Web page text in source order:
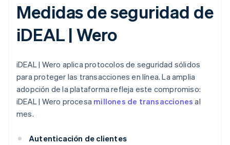
Medidas de seguridad de
iDEAL | Wero
iDEAL | Wero aplica protocolos de seguridad sólidos
para proteger las transacciones en línea. La amplia
adopción de la plataforma refleja este compromiso:
iDEAL | Wero procesa millones de transacciones al
mes.
Autenticación de clientes